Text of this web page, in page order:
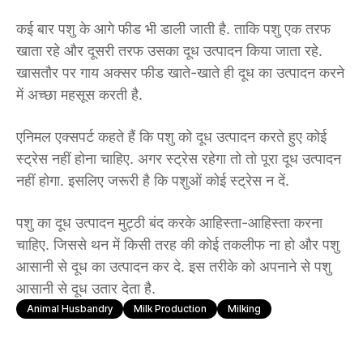
कई बार पशु के आगे फीड भी डाली जाती है. ताकि पशु एक तरफ
खाता रहे और दूसरी तरफ उसका दूध उत्पादन किया जाता रहे.
खासतौर पर गाय अक्सर फीड खाते-खाते ही दूध का उत्पादन करने
में अच्छा महसूस करती है.
एनिमल एक्सपर्ट कहते हैं कि पशु को दूध उत्पादन करते हुए कोई
स्ट्रेस नहीं होना चाहिए. अगर स्ट्रेस रहेगा तो तो पूरा दूध उत्पादन
नहीं होगा. इसलिए जरूरी है कि पशुओं कोई स्ट्रेस न दें.
पशु का दूध उत्पादन मुट्ठी बंद करके आहिस्ता-आहिस्ता करना
चाहिए. जिससे थन में किसी तरह की कोई तकलीफ ना हो और पशु
आसानी से दूध का उत्पादन कर दे. इस तरीके को अपनाने से पशु
आसानी से दूध उतार देता है.
Animal Husbandry Milk Production Milking